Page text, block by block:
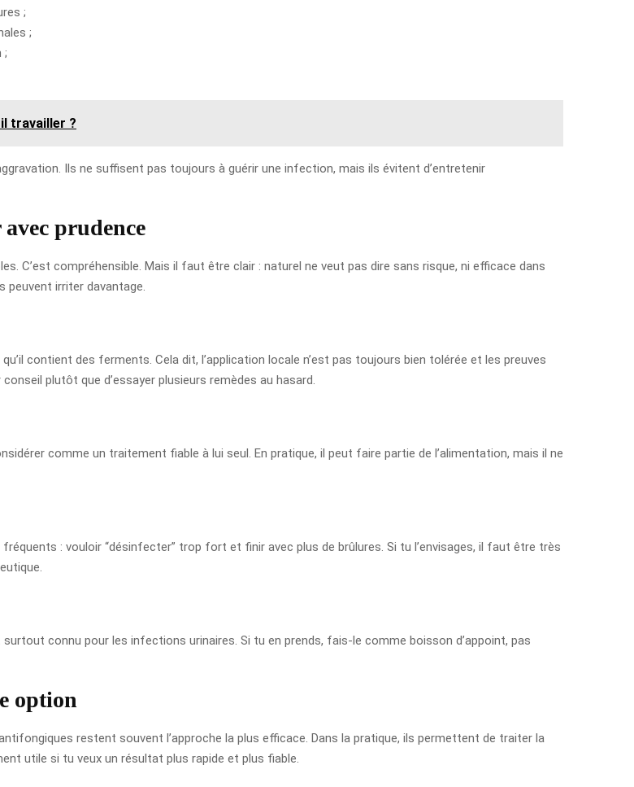
;
;
;
travailler ?
Ils ne suffisent pas toujours à guérir une infection, mais ils évitent d’entretenir
prudence
C’est compréhensible. Mais il faut être clair : naturel ne veut pas dire sans risque, ni efficace dans
peuvent irriter davantage.
contient des ferments. Cela dit, l’application locale n’est pas toujours bien tolérée et les preuves
plutôt que d’essayer plusieurs remèdes au hasard.
comme un traitement fiable à lui seul. En pratique, il peut faire partie de l’alimentation, mais il ne
: vouloir “désinfecter” trop fort et finir avec plus de brûlures. Si tu l’envisages, il faut être très
connu pour les infections urinaires. Si tu en prends, fais-le comme boisson d’appoint, pas
option
restent souvent l’approche la plus efficace. Dans la pratique, ils permettent de traiter la
utile si tu veux un résultat plus rapide et plus fiable.